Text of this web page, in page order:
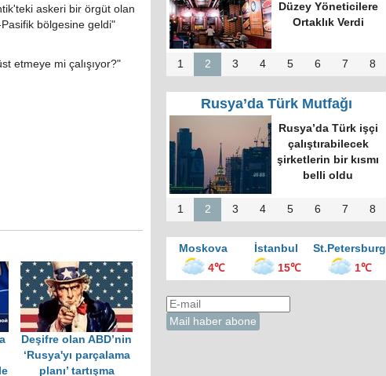
askeri bir örgüt olan
Pasifik bölgesine geldi"
etmeye mi çalışıyor?"
Deşifre olan ABD’nin
‘Rusya'yı parçalama
planı’ tartışma
Hedefi: Bişkek
Zirvesi ve Yeni
İnsiyatifler
1 2 3 4 5 6 7 8
Rusya’da Türk Mutfağı
Moskova’nın en
büyük kültür
merkezinde “Türk
Kahvesi Gecesi”
düzenlendi
1 2 3 4 5 6 7 8
Moskova İstanbul
St.Petersburg
4℃
15℃ 1℃